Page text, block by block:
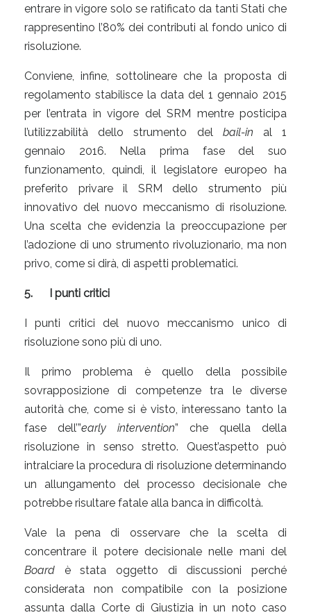
entrare in vigore solo se ratificato da tanti Stati che
rappresentino l’80% dei contributi al fondo unico di
risoluzione.
Conviene, infine, sottolineare che la proposta di
regolamento stabilisce la data del 1 gennaio 2015
per l’entrata in vigore del SRM mentre posticipa
l’utilizzabilità dello strumento del bail-in al 1
gennaio 2016. Nella prima fase del suo
funzionamento, quindi, il legislatore europeo ha
preferito privare il SRM dello strumento più
innovativo del nuovo meccanismo di risoluzione.
Una scelta che evidenzia la preoccupazione per
l’adozione di uno strumento rivoluzionario, ma non
privo, come si dirà, di aspetti problematici.
5. I punti critici
I punti critici del nuovo meccanismo unico di
risoluzione sono più di uno.
Il primo problema è quello della possibile
sovrapposizione di competenze tra le diverse
autorità che, come si è visto, interessano tanto la
fase dell’”early intervention” che quella della
risoluzione in senso stretto. Quest’aspetto può
intralciare la procedura di risoluzione determinando
un allungamento del processo decisionale che
potrebbe risultare fatale alla banca in difficoltà.
Vale la pena di osservare che la scelta di
concentrare il potere decisionale nelle mani del
Board è stata oggetto di discussioni perché
considerata non compatibile con la posizione
assunta dalla Corte di Giustizia in un noto caso